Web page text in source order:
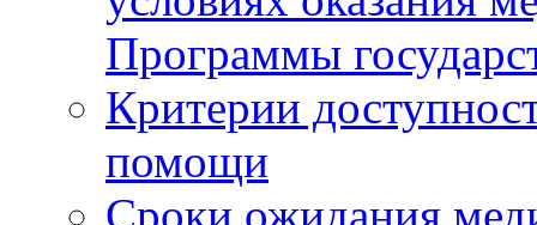
Программы
Критерии
помощи
Сроки ожидания